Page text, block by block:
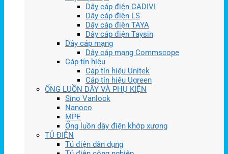
Dây cáp điện CADIVI
Dây cáp điện LS
Dây cáp điện TAYA
Dây cáp điện Taysin
Dây cáp mạng
Dây cáp mạng Commscope
Cáp tín hiệu
Cáp tín hiệu Unitek
Cáp tín hiệu Ugreen
ỐNG LUỒN DÂY VÀ PHỤ KIỆN
Sino Vanlock
Nanoco
MPE
Ống luồn dây điện khớp xương
TỦ ĐIỆN
Tủ điện dân dụng